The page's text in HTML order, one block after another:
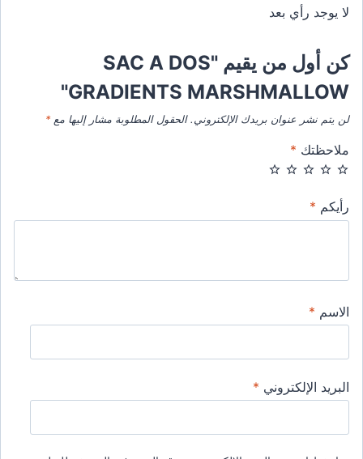
لا يوجد رأي بعد
كن أول من يقيم "SAC A DOS
GRADIENTS MARSHMALLOW"
لن يتم نشر عنوان بريدك الإلكتروني. الحقول المطلوبة مشار إليها مع*
ملاحظتك *
رأيكم *
الاسم *
البريد الإلكتروني *